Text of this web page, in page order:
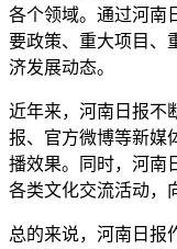
各个领域。通过河南
要政策、重大项目、
济发展动态。
近年来，河南日报不
报、官方微博等新媒
播效果。同时，河南
各类文化交流活动，
总的来说，河南日报